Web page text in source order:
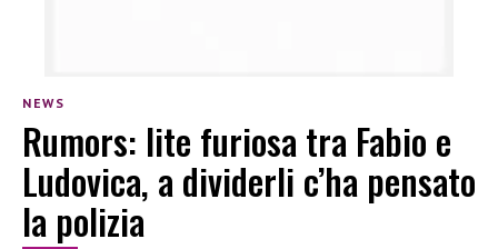
NEWS
Rumors: lite furiosa tra Fabio e
Ludovica, a dividerli c’ha pensato
la polizia